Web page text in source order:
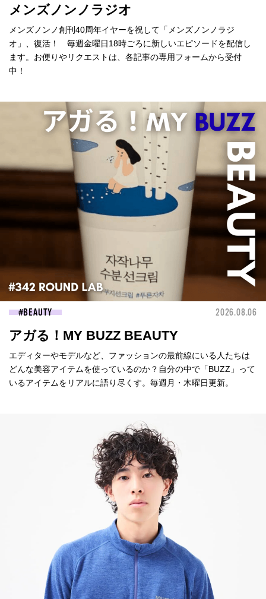
メンズノンノラジオ
メンズノンノ創刊40周年イヤーを祝して「メンズノンノラジ
オ」、復活！ 毎週金曜日18時ごろに新しいエピソードを配信し
ます。お便りやリクエストは、各記事の専用フォームから受付
中！
BEAUTY 2026.08.06
アガる！MY BUZZ BEAUTY
エディターやモデルなど、ファッションの最前線にいる人たちは
どんな美容アイテムを使っているのか？自分の中で「BUZZ」って
いるアイテムをリアルに語り尽くす。毎週月・木曜日更新。